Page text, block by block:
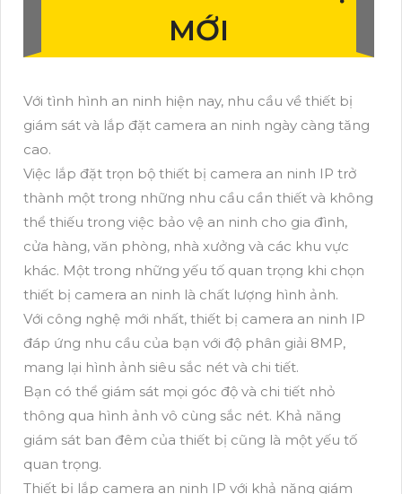
MỚI
Với tình hình an ninh hiện nay, nhu cầu về thiết bị
giám sát và lắp đặt camera an ninh ngày càng tăng
cao.
Việc lắp đặt trọn bộ thiết bị camera an ninh IP trở
thành một trong những nhu cầu cần thiết và không
thể thiếu trong việc bảo vệ an ninh cho gia đình,
cửa hàng, văn phòng, nhà xưởng và các khu vực
khác. Một trong những yếu tố quan trọng khi chọn
thiết bị camera an ninh là chất lượng hình ảnh.
Với công nghệ mới nhất, thiết bị camera an ninh IP
đáp ứng nhu cầu của bạn với độ phân giải 8MP,
mang lại hình ảnh siêu sắc nét và chi tiết.
Bạn có thể giám sát mọi góc độ và chi tiết nhỏ
thông qua hình ảnh vô cùng sắc nét. Khả năng
giám sát ban đêm của thiết bị cũng là một yếu tố
quan trọng.
Thiết bị lắp camera an ninh IP với khả năng giám